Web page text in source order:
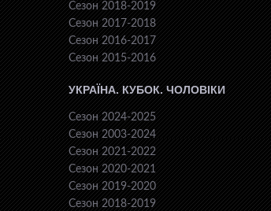
Сезон 2018-2019
Сезон 2017-2018
Сезон 2016-2017
Сезон 2015-2016
УКРАЇНА. КУБОК. ЧОЛОВІКИ
Сезон 2024-2025
Сезон 2003-2024
Сезон 2021-2022
Сезон 2020-2021
Сезон 2019-2020
Сезон 2018-2019